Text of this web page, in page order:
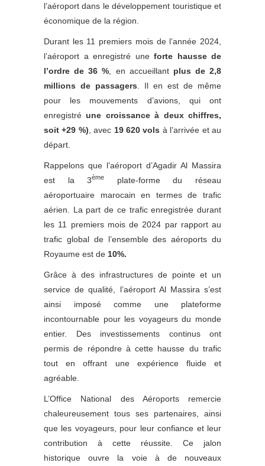
l’aéroport dans le développement touristique et
économique de la région.
Durant les 11 premiers mois de l’année 2024,
l’aéroport a enregistré une forte hausse de
l’ordre de 36 % , en accueillant plus de 2,8
millions de passagers . Il en est de même
pour les mouvements d’avions, qui ont
enregistréune croissance à deux chiffres,
soit +29 %) , avec 19 620 vols à l’arrivée et au
départ.
Rappelons que l’aéroport d’Agadir Al Massira
est la 3ème
plate-forme du réseau
aéroportuaire marocain en termes de trafic
aérien. La part de ce trafic enregistrée durant
les 11 premiers mois de 2024 par rapport au
trafic global de l’ensemble des aéroports du
Royaume est de 10%.
Grâce à des infrastructures de pointe et un
service de qualité, l’aéroport Al Massira s’est
ainsi imposé comme une plateforme
incontournable pour les voyageurs du monde
entier. Des investissements continus ont
permis de répondre à cette hausse du trafic
tout en offrant une expérience fluide et
agréable.
L’Office National des Aéroports remercie
chaleureusement tous ses partenaires, ainsi
que les voyageurs, pour leur confiance et leur
contribution à cette réussite. Ce jalon
historique ouvre la voie à de nouveaux